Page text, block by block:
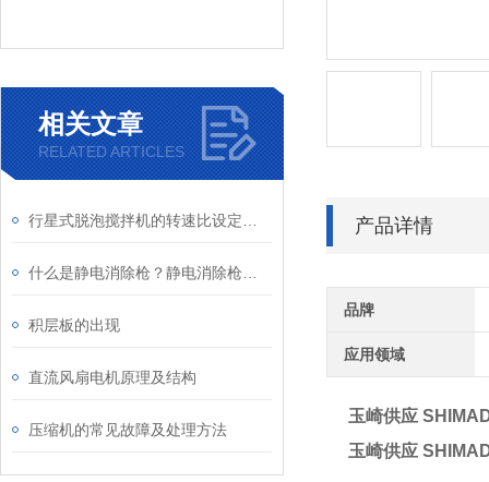
相关文章
RELATED ARTICLES
积层板的出现
直流风扇电机原理及结构
压缩机的常见故障及处理方法
产品详情
品牌
应用领域
玉崎供应
玉崎供应